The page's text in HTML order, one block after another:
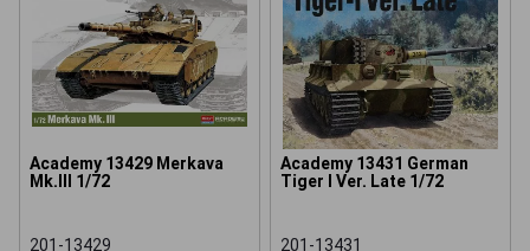
Academy 13429 Merkava
Mk.III 1/72
201-13429
Academy 13431 German
Tiger I Ver. Late 1/72
201-13431